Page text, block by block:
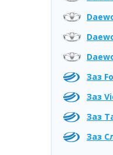
Заз
Заз
Заз
Заз